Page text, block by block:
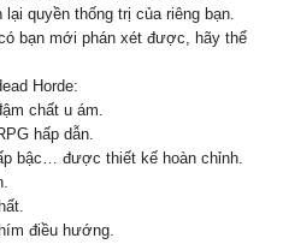
quyền thống trị của riêng bạn.
bạn mới phán xét được, hãy thể
Horde:
chất u ám.
hấp dẫn.
bậc… được thiết kế hoàn chỉnh.
điều hướng.